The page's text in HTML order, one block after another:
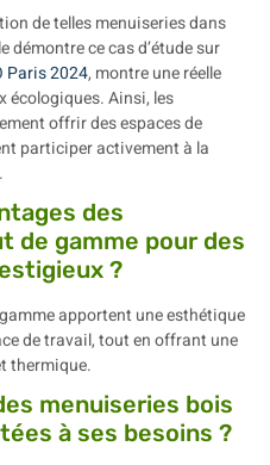
de telles menuiseries dans
démontre ce cas d’étude sur
Paris 2024, montre une réelle
écologiques. Ainsi, les
offrir des espaces de
participer activement à la
des
de gamme pour des
?
apportent une esthétique
de travail, tout en offrant une
thermique.
menuiseries bois
à ses besoins ?